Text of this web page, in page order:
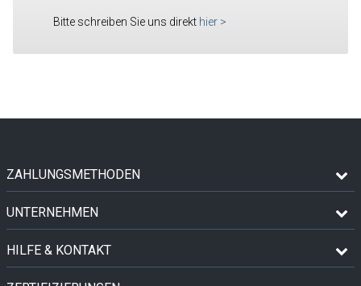
Bitte schreiben Sie uns direkt hier >
ZAHLUNGSMETHODEN
UNTERNEHMEN
HILFE & KONTAKT